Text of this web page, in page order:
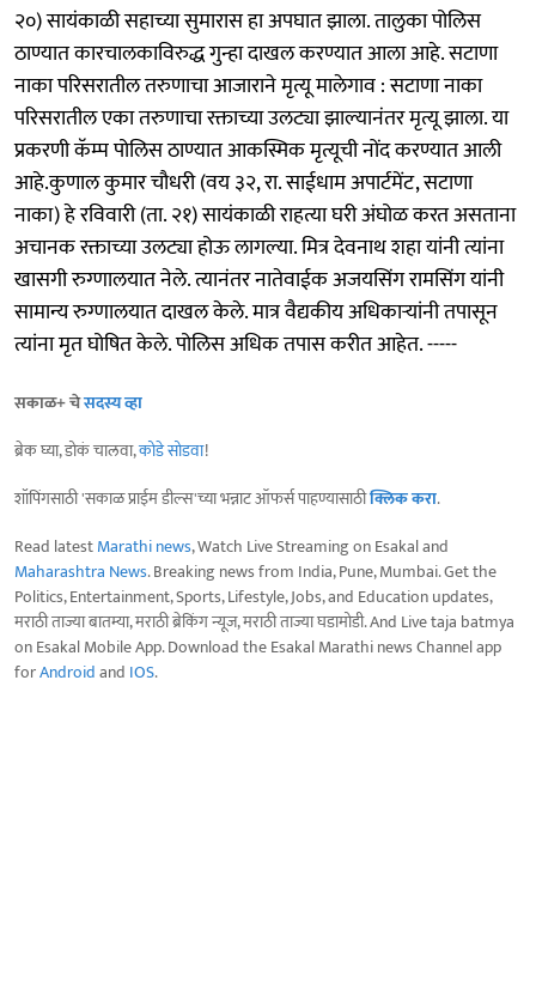
२०) सायंकाळी सहाच्या सुमारास हा अपघात झाला. तालुका पोलिस
ठाण्यात कारचालकाविरुद्ध गुन्हा दाखल करण्यात आला आहे. सटाणा
नाका परिसरातील तरुणाचा आजाराने मृत्यू मालेगाव : सटाणा नाका
परिसरातील एका तरुणाचा रक्ताच्या उलट्या झाल्यानंतर मृत्यू झाला. या
प्रकरणी कॅम्प पोलिस ठाण्यात आकस्मिक मृत्यूची नोंद करण्यात आली
आहे.कुणाल कुमार चौधरी (वय ३२, रा. साईधाम अपार्टमेंट, सटाणा
नाका) हे रविवारी (ता. २१) सायंकाळी राहत्या घरी अंघोळ करत असताना
अचानक रक्ताच्या उलट्या होऊ लागल्या. मित्र देवनाथ शहा यांनी त्यांना
खासगी रुग्णालयात नेले. त्यानंतर नातेवाईक अजयसिंग रामसिंग यांनी
सामान्य रुग्णालयात दाखल केले. मात्र वैद्यकीय अधिकाऱ्यांनी तपासून
त्यांना मृत घोषित केले. पोलिस अधिक तपास करीत आहेत. -----
सकाळ+ चेसदस्य व्हा
ब्रेक घ्या, डोकं चालवा,कोडे सोडवा!
शॉपिंगसाठी 'सकाळ प्राईम डील्स'च्या भन्नाट ऑफर्स पाहण्यासाठीक्लिक करा.
Read latestMarathi news, Watch Live Streaming on Esakal and
Maharashtra News. Breaking news from India, Pune, Mumbai. Get the
Politics, Entertainment, Sports, Lifestyle, Jobs, and Education updates,
मराठी ताज्या बातम्या, मराठी ब्रेकिंग न्यूज, मराठी ताज्या घडामोडी. And Live taja batmya
on Esakal Mobile App. Download the Esakal Marathi news Channel app
forAndroidand IOS.